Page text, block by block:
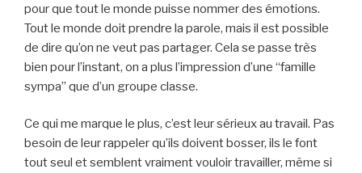
pour que tout le monde puisse nommer des émotions.
Tout le monde doit prendre la parole, mais il est possible
de dire qu’on ne veut pas partager. Cela se passe très
bien pour l’instant, on a plus l’impression d’une “famille
sympa” que d’un groupe classe.
Ce qui me marque le plus, c’est leur sérieux au travail. Pas
besoin de leur rappeler qu’ils doivent bosser, ils le font
tout seul et semblent vraiment vouloir travailler, même si